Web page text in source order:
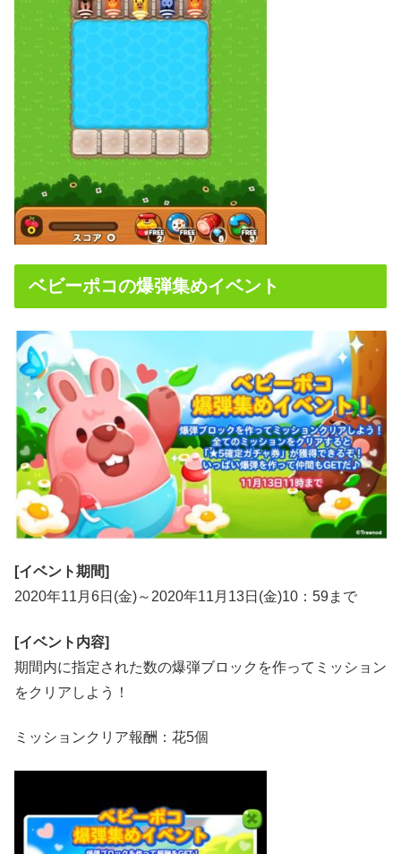
ベビーポコの爆弾集めイベント
[イベント期間]
2020年11月6日(金)～2020年11月13日(金)10：59まで
[イベント内容]
期間内に指定された数の爆弾ブロックを作ってミッション
をクリアしよう！
ミッションクリア報酬：花5個